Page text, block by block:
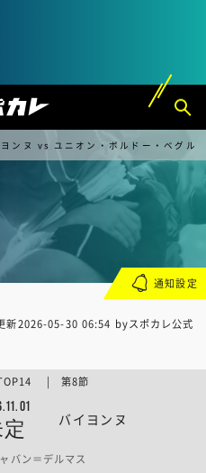
ンヌ vs ユニオン・ボルドー・ベグル
新2026-05-30 06:54 byスポカレ公式
バイヨンヌ
TOP14 | 第8節
バン＝デルマス
通知設定